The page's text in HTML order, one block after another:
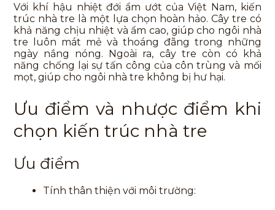
Với khí hậu nhiệt đới ẩm ướt của Việt Nam, kiến
trúc nhà tre là một lựa chọn hoàn hảo. Cây tre có
khả năng chịu nhiệt và ẩm cao, giúp cho ngôi nhà
tre luôn mát mẻ và thoáng đãng trong những
ngày nắng nóng. Ngoài ra, cây tre còn có khả
năng chống lại sự tấn công của côn trùng và mối
mọt, giúp cho ngôi nhà tre không bị hư hại.
Ưu điểm và nhược điểm khi
chọn kiến trúc nhà tre
Ưu điểm
Tính thân thiện với môi trường: